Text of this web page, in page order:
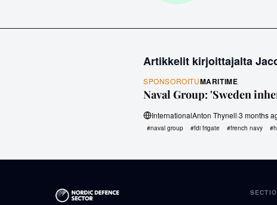
Artikkelit kirjoittajalta
SPONSOROITUMARITIME
Naval Group: 'Sweden
InternationalAnton Thynell·3 months
#naval group #fdi frigate #french navy #